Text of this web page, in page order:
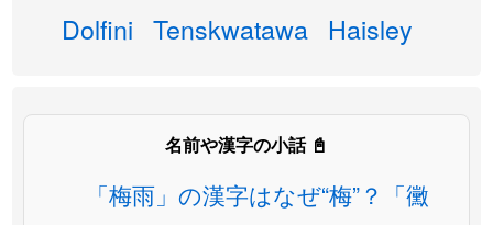
Dolfini Tenskwatawa Haisley
名前や漢字の小話 📓
「梅雨」の漢字はなぜ“梅”？「黴